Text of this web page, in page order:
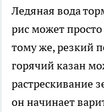
Ледяная вода
рис может просто
тому же, резкий
горячий казан
растрескивание
он начинает